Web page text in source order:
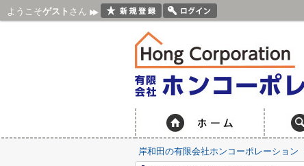
ようこそゲスト さん
岸和田の有限会社ホンコーポレーション